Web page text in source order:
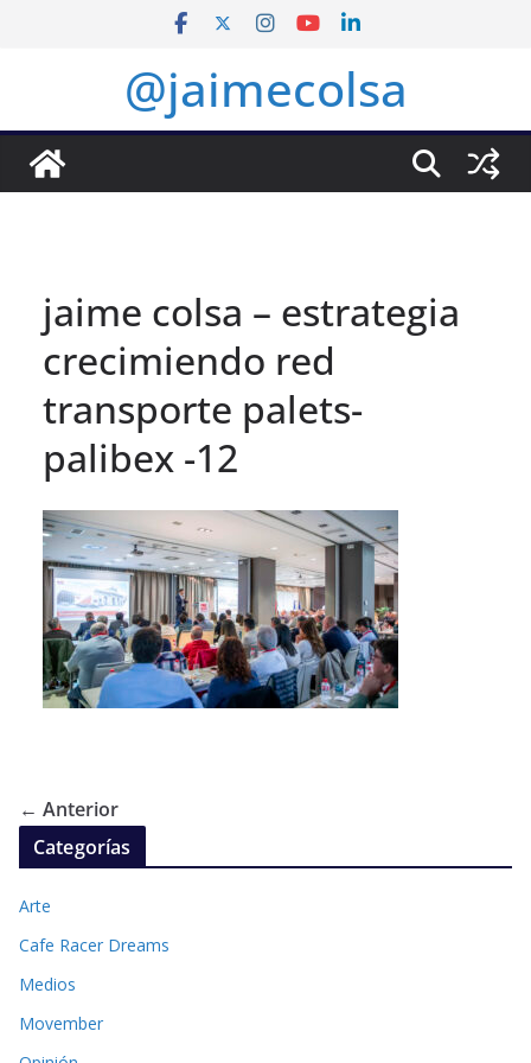
@jaimecolsa
jaime colsa – estrategia
crecimiendo red
transporte palets-
palibex -12
← Anterior
Categorías
Arte
Cafe Racer Dreams
Medios
Movember